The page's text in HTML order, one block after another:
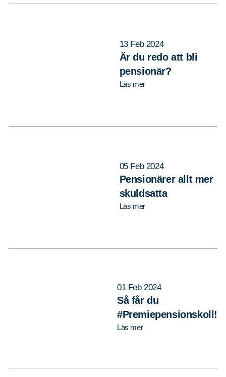
13 Feb 2024
Är du redo att bli
pensionär?
Läs mer
05 Feb 2024
Pensionärer allt mer
skuldsatta
Läs mer
01 Feb 2024
Så får du
#Premiepensionskoll!
Läs mer